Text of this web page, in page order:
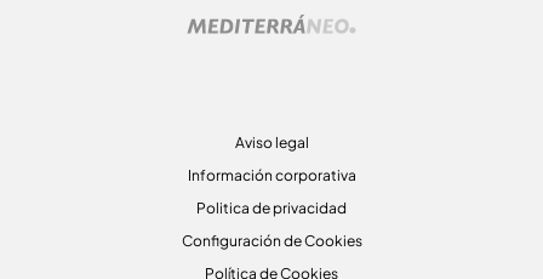
Aviso legal
Información corporativa
Politica de privacidad
Configuración de Cookies
Política de Cookies